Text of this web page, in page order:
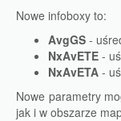
Nowe infoboxy to:
AvgGS -
NxAvETE -
NxAvETA -
Nowe parametry
jak i w obszarze